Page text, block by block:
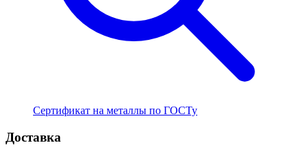
Сертификат на металлы по ГОСТу
Доставка